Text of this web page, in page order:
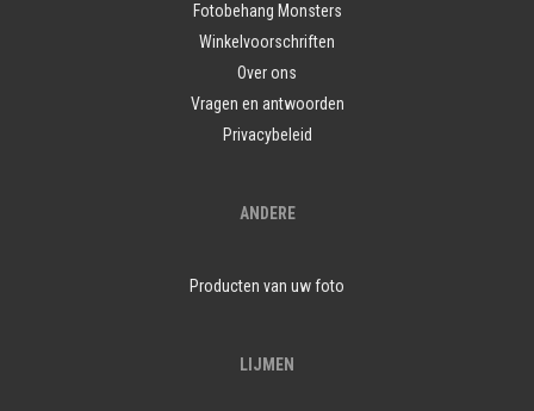
Fotobehang Monsters
Winkelvoorschriften
Over ons
Vragen en antwoorden
Privacybeleid
ANDERE
Producten van uw foto
LIJMEN